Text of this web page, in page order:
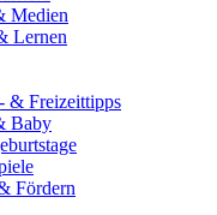
Medien
Lernen
& Freizeittipps
Baby
Fördern